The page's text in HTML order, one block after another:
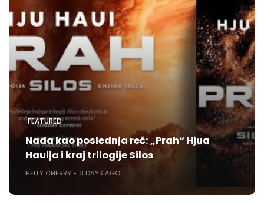
FEATURED
Nada kao poslednja reč: „Prah“ Hjua
Hauija i kraj trilogije Silos
HELLY CHERRY 8 DAYS AGO